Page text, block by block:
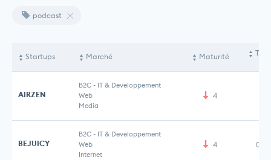
podcast
Startups Marché Maturité
AIRZEN
B2C - IT & Developpement
Web
Media
4
BEJUICY
B2C - IT & Developpement
Web
Internet
4